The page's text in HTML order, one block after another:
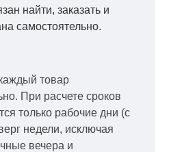
найти, заказать и
самостоятельно.
товар
При расчете сроков
только рабочие дни (с
недели, исключая
вечера и